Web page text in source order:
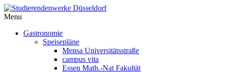
Menu
Gastronomie
Speisepläne
Mensa Universitätsstraße
campus vita
Essen Math.-Nat Fakultät